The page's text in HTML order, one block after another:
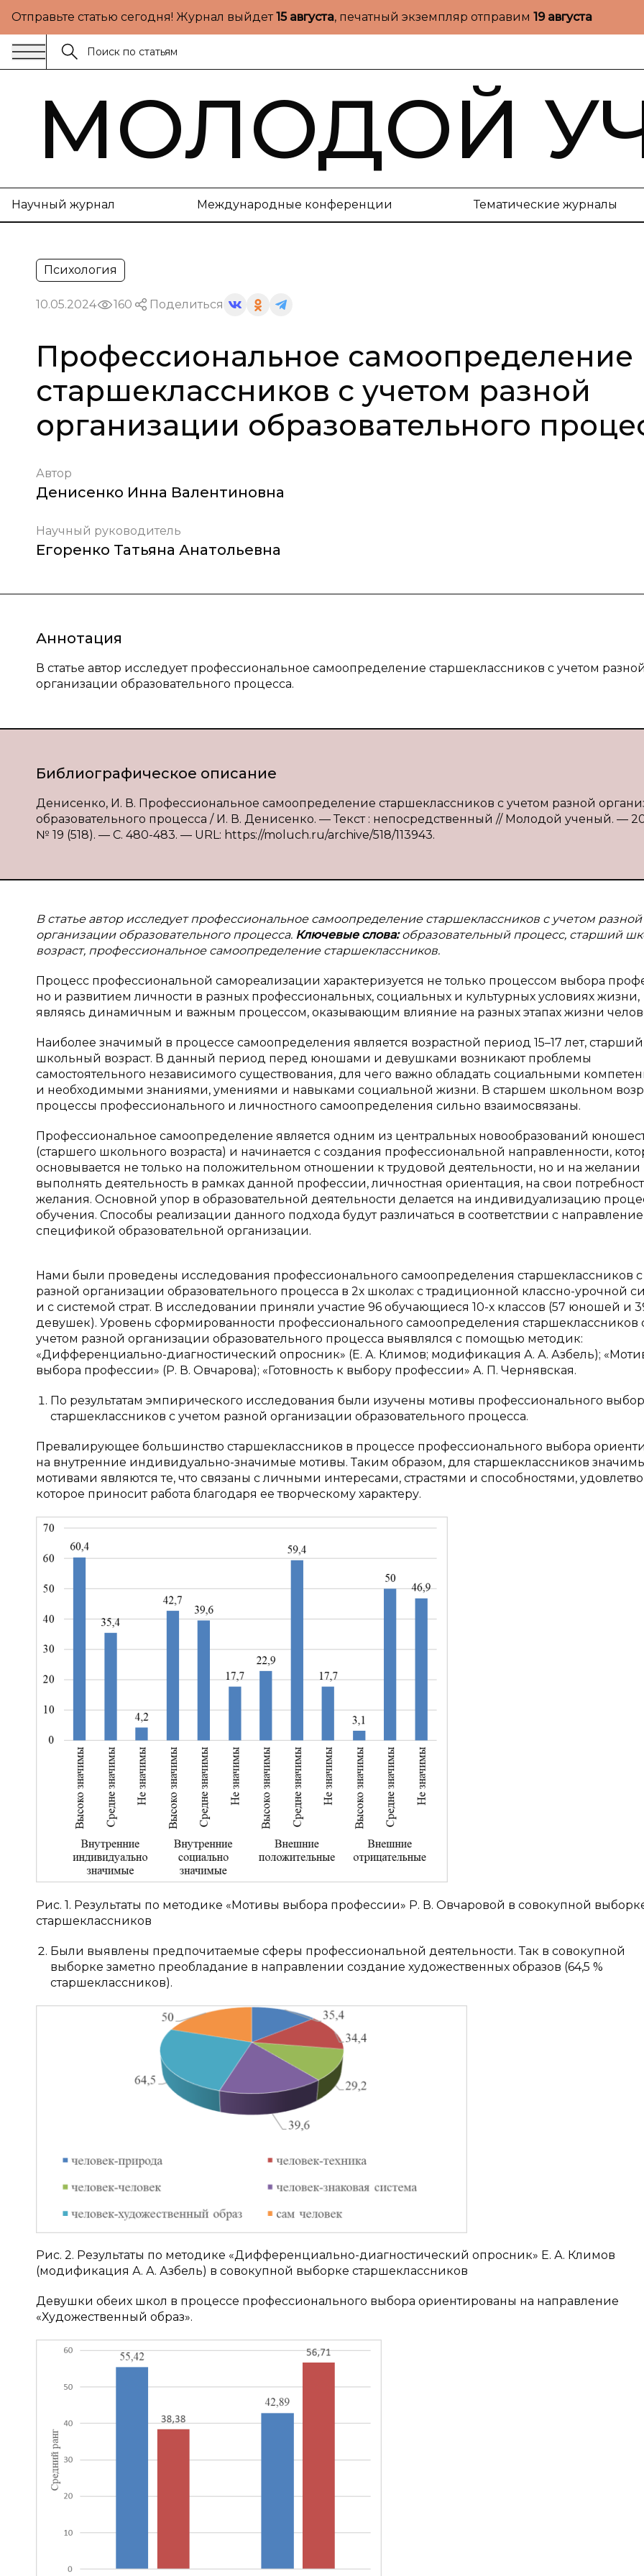
Отправьте статью сегодня! Журнал выйдет15 августа, печатный экземпляр отправим 19 августа
МОЛОДОЙ
Научный журнал Международные конференции Тематические журналы
Психология
10.05.2024 160 Поделиться
Профессиональное самоопределение
старшеклассников с учетом разной
организации образовательного
Автор
Денисенко Инна Валентиновна
Научный руководитель
Егоренко Татьяна Анатольевна
Аннотация
В статье автор исследует профессиональное самоопределение старшеклассников с учетом
организации образовательного процесса.
Библиографическое описание
Денисенко, И. В. Профессиональное самоопределение старшеклассников с учетом разной
образовательного процесса / И. В. Денисенко. — Текст : непосредственный // Молодой ученый. —
№ 19 (518). — С. 480-483. — URL: https://moluch.ru/archive/518/113943.
В статье автор исследует профессиональное самоопределение старшеклассников с учетом разной
организации образовательного процесса. Ключевые слова:образовательный процесс, старший
возраст, профессиональное самоопределение старшеклассников.
Процесс профессиональной самореализации характеризуется не только процессом выбора
но и развитием личности в разных профессиональных, социальных и культурных условиях жизни,
являясь динамичным и важным процессом, оказывающим влияние на разных этапах жизни
Наиболее значимый в процессе самоопределения является возрастной период 15–17 лет, старший
школьный возраст. В данный период перед юношами и девушками возникают проблемы
самостоятельного независимого существования, для чего важно обладать социальными
и необходимыми знаниями, умениями и навыками социальной жизни. В старшем школьном
процессы профессионального и личностного самоопределения сильно взаимосвязаны.
Профессиональное самоопределение является одним из центральных новообразований
(старшего школьного возраста) и начинается с создания профессиональной направленности,
основывается не только на положительном отношении к трудовой деятельности, но и на желании
выполнять деятельность в рамках данной профессии, личностная ориентация, на свои
желания. Основной упор в образовательной деятельности делается на индивидуализацию
обучения. Способы реализации данного подхода будут различаться в соответствии с
спецификой образовательной организации.
Нами были проведены исследования профессионального самоопределения старшеклассников с
разной организации образовательного процесса в 2х школах: с традиционной классно-урочной
и с системой страт. В исследовании приняли участие 96 обучающиеся 10-х классов (57 юношей и
девушек). Уровень сформированности профессионального самоопределения старшеклассников
учетом разной организации образовательного процесса выявлялся с помощью методик:
«Дифференциально-диагностический опросник» (Е. А. Климов; модификация А. А. Азбель);
выбора профессии» (Р. В. Овчарова); «Готовность к выбору профессии» А. П. Чернявская.
По результатам эмпирического исследования были изучены мотивы профессионального
старшеклассников с учетом разной организации образовательного процесса.
Превалирующее большинство старшеклассников в процессе профессионального выбора
на внутренние индивидуально-значимые мотивы. Таким образом, для старшеклассников
мотивами являются те, что связаны с личными интересами, страстями и способностями,
которое приносит работа благодаря ее творческому характеру.
Рис. 1. Результаты по методике «Мотивы выбора профессии» Р. В. Овчаровой в совокупной
старшеклассников
Были выявлены предпочитаемые сферы профессиональной деятельности. Так в совокупной
выборке заметно преобладание в направлении создание художественных образов (64,5 %
старшеклассников).
Рис. 2. Результаты по методике «Дифференциально-диагностический опросник» Е. А. Климов
(модификация А. А. Азбель) в совокупной выборке старшеклассников
Девушки обеих школ в процессе профессионального выбора ориентированы на направление
«Художественный образ».